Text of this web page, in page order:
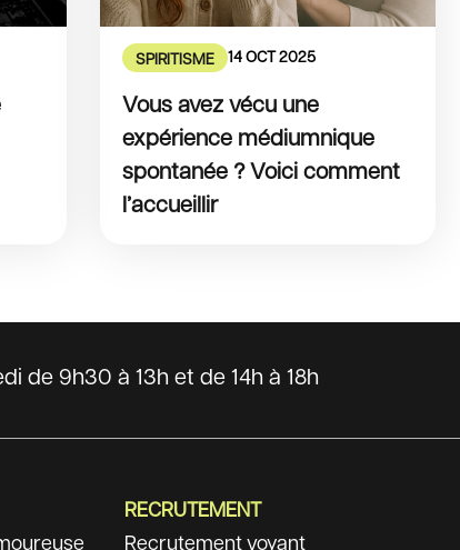
SPIRITISME 14 OCT 2025
Vous avez vécu une
expérience médiumnique
spontanée ? Voici comment
l’accueillir
de 9h30 à 13h et de 14h à 18h
RECRUTEMENT
Recrutement voyant